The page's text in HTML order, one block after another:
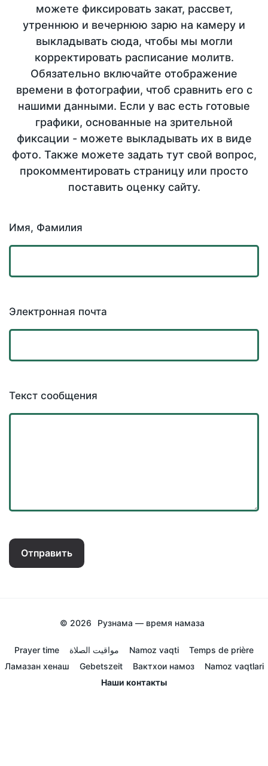
можете фиксировать закат, рассвет,
утреннюю и вечернюю зарю на камеру и
выкладывать сюда, чтобы мы могли
корректировать расписание молитв.
Обязательно включайте отображение
времени в фотографии, чтоб сравнить его с
нашими данными. Если у вас есть готовые
графики, основанные на зрительной
фиксации - можете выкладывать их в виде
фото. Также можете задать тут свой вопрос,
прокомментировать страницу или просто
поставить оценку сайту.
Имя, Фамилия
Электронная почта
Текст сообщения
Отправить
© 2026 Рузнама — время намаза
Prayer time مواقيت الصلاة Namoz vaqti
Temps de prière
Ламазан хенаш
Gebetszeit Вактхои намоз
Namoz vaqtlari
Наши контакты